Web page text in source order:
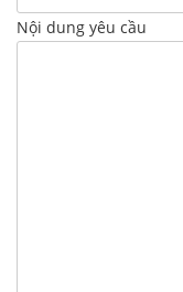
Nội dung yêu cầu